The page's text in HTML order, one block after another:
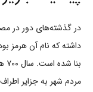
در گذشته‌های دور در
داشته که نام آن هرمز
مردم شهر به جزایر